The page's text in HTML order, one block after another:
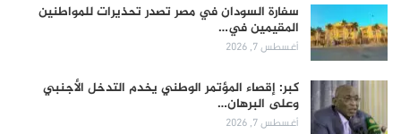
سفارة السودان في مصر تصدر تحذيرات للمواطنين
المقيمين في…
أغسطس 7, 2026
كبر: إقصاء المؤتمر الوطني يخدم التدخل الأجنبي
وعلى البرهان…
أغسطس 7, 2026